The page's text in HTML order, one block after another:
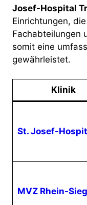
Josef-Hospital
Einrichtungen,
Fachabteilungen
somit eine
gewährleistet​​.
Klinik
St. Josef-
MVZ Rhein-Sieg